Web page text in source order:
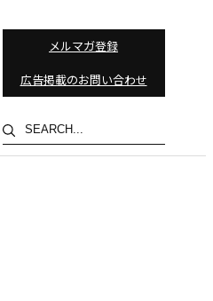
メルマガ登録
広告掲載のお問い合わせ
検
索